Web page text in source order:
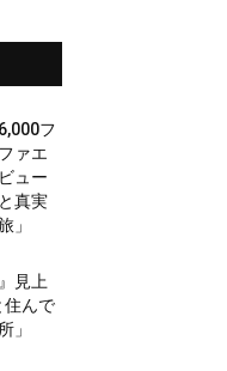
フ
ァエ
ュー
真実
」
見上
住んで
」